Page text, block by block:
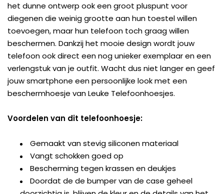
het dunne ontwerp ook een groot pluspunt voor
diegenen die weinig grootte aan hun toestel willen
toevoegen, maar hun telefoon toch graag willen
beschermen. Dankzij het mooie design wordt jouw
telefoon ook direct een nog unieker exemplaar en een
verlengstuk van je outfit. Wacht dus niet langer en geef
jouw smartphone een persoonlijke look met een
beschermhoesje van Leuke Telefoonhoesjes.
Voordelen van dit telefoonhoesje:
Gemaakt van stevig siliconen materiaal
Vangt schokken goed op
Bescherming tegen krassen en deukjes
Doordat de de bumper van de case geheel